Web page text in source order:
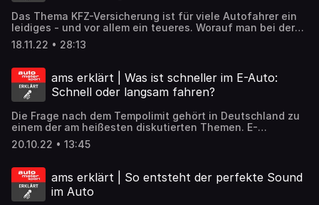
Das Thema KFZ-Versicherung ist für viele Autofahrer ein
leidiges - und vor allem ein teueres. Worauf man bei der
Tarif-Auswahl achten sollte, verrät ams-Experte Henning
Busse in der aktuellen Folge
18.11.22 • 28:13
ams erklärt | Was ist schneller im E-Auto:
Schnell oder langsam fahren?
Die Frage nach dem Tempolimit gehört in Deutschland zu
einem der am heißesten diskutierten Themen. E-
Autofahrer interessiert das aber meistens nicht. Denn bei
hoher oder sogar sehr hoher Reichweite der Stromer oft
Bleibt aber die Frage: Wo beginnt denn diese hohe
Geschwindigkeit und vor allem, was ist die perfekte
Reisegeschwindigkeit? auto motor und sport Redakteur
20.10.22 • 13:45
ams erklärt | So entsteht der perfekte Sound
im Auto